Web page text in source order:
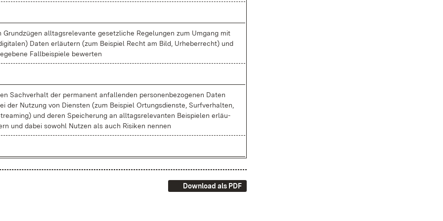
Grund­zü­gen all­tags­re­le­van­te ge­setz­li­che Re­ge­lun­gen zum Um­gang mit
Da­ten er­läu­tern (zum Bei­spiel Recht am Bild, Ur­he­ber­recht) und
Fall­bei­spie­le be­wer­ten
Sach­ver­halt der per­ma­nent an­fal­len­den per­so­nen­be­zo­ge­nen Da­ten
der Nut­zung von Diens­ten (zum Bei­spiel Or­tungs­diens­te, Surf­ver­hal­ten,
und de­ren Spei­che­rung an all­tags­re­le­van­ten Bei­spie­len er­läu­
und da­bei so­wohl Nut­zen als auch Ri­si­ken nen­nen
Download als PDF